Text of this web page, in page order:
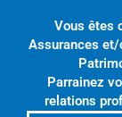
Vous êtes
Assurances et/
Parrainez
relations